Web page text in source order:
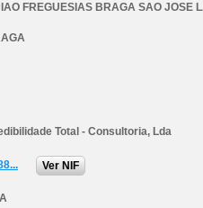
FREGUESIAS BRAGA SAO JOSE
Total - Consultoria, Lda
Ver NIF